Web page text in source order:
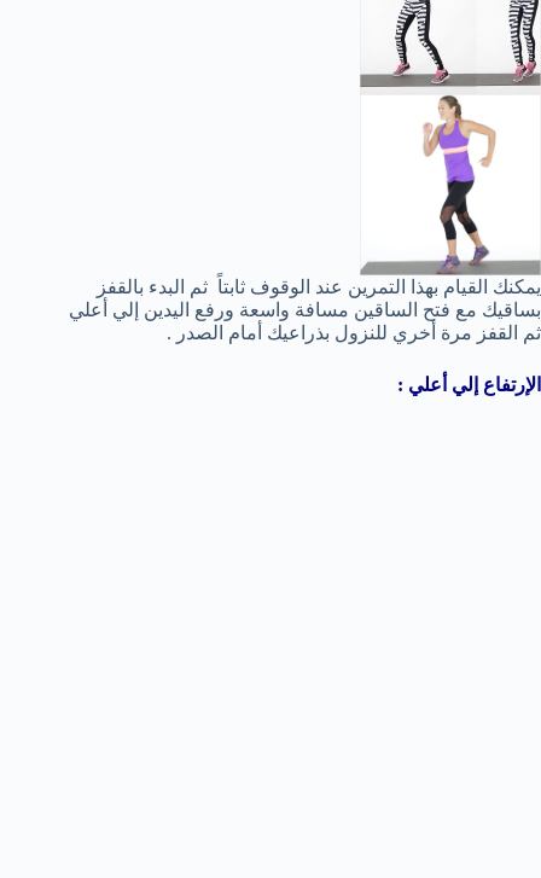
يمكنك القيام بهذا التمرين عند الوقوف ثابتاً ثم البدء بالقفز
بساقيك مع فتح الساقين مسافة واسعة ورفع اليدين إلي أعلي
ثم القفز مرة أخري للنزول بذراعيك أمام الصدر .
الإرتفاع إلي أعلي :